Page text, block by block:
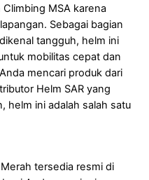
Climbing MSA karena
Sebagai bagian
tangguh, helm ini
mobilitas cepat dan
mencari produk dari
Helm SAR yang
helm ini adalah salah satu
tersedia resmi di